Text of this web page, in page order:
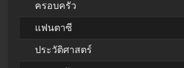
ครอบครัว
แฟนตาซี
ประวัติศาสตร์